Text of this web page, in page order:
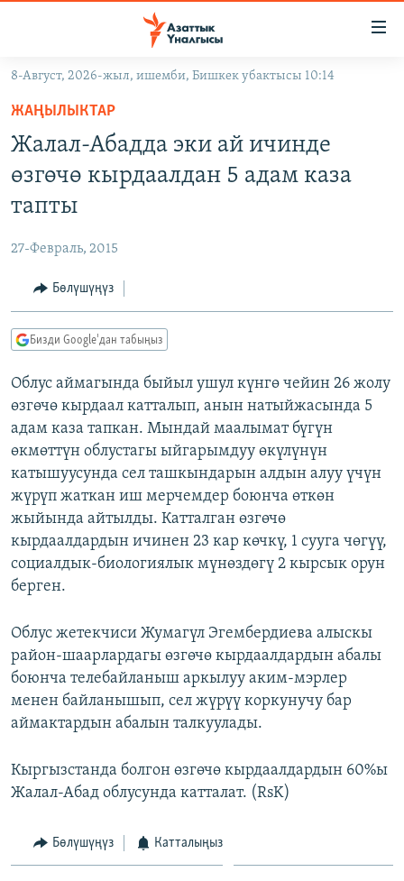
Навигацияга
өтүңүз
Издөөгө
салыңыз
МАДАНИЯТ
ТВ ПРОГРАММАЛАР
БҮГҮН АЗАТТЫКТА
ДАНИСТЕ
АЗАТТЫК+
ЫҢГАЙСЫЗ СУРООЛОР
ПОДКАСТ
Русский
ОНЛАЙН ШЕРИНЕ
ЭЕ/АРнун бардык сайттары
8-Август, 2026-жыл, ишемби, Бишкек убактысы 10:14
ЖАҢЫЛЫКТАР
Жалал-Абадда эки ай ичинде
өзгөчө кырдаалдан 5 адам каза
тапты
27-Февраль, 2015
Бөлүшүңүз
Бизди Google'дан табыңыз
Облус аймагында быйыл ушул күнгө чейин 26 жолу
өзгөчө кырдаал катталып, анын натыйжасында 5
адам каза тапкан. Мындай маалымат бүгүн
өкмөттүн облустагы ыйгарымдуу өкүлүнүн
катышуусунда сел ташкындарын алдын алуу үчүн
жүрүп жаткан иш мерчемдер боюнча өткөн
жыйында айтылды. Катталган өзгөчө
кырдаалдардын ичинен 23 кар көчкү, 1 сууга чөгүү,
социалдык-биологиялык мүнөздөгү 2 кырсык орун
берген.
Облус жетекчиси Жумагүл Эгембердиева алыскы
район-шаарлардагы өзгөчө кырдаалдардын абалы
боюнча телебайланыш аркылуу аким-мэрлер
менен байланышып, сел жүрүү коркунучу бар
аймактардын абалын талкуулады.
Кыргызстанда болгон өзгөчө кырдаалдардын 60%ы
Жалал-Абад облусунда катталат. (RsK)
Бөлүшүңүз Катталыңыз